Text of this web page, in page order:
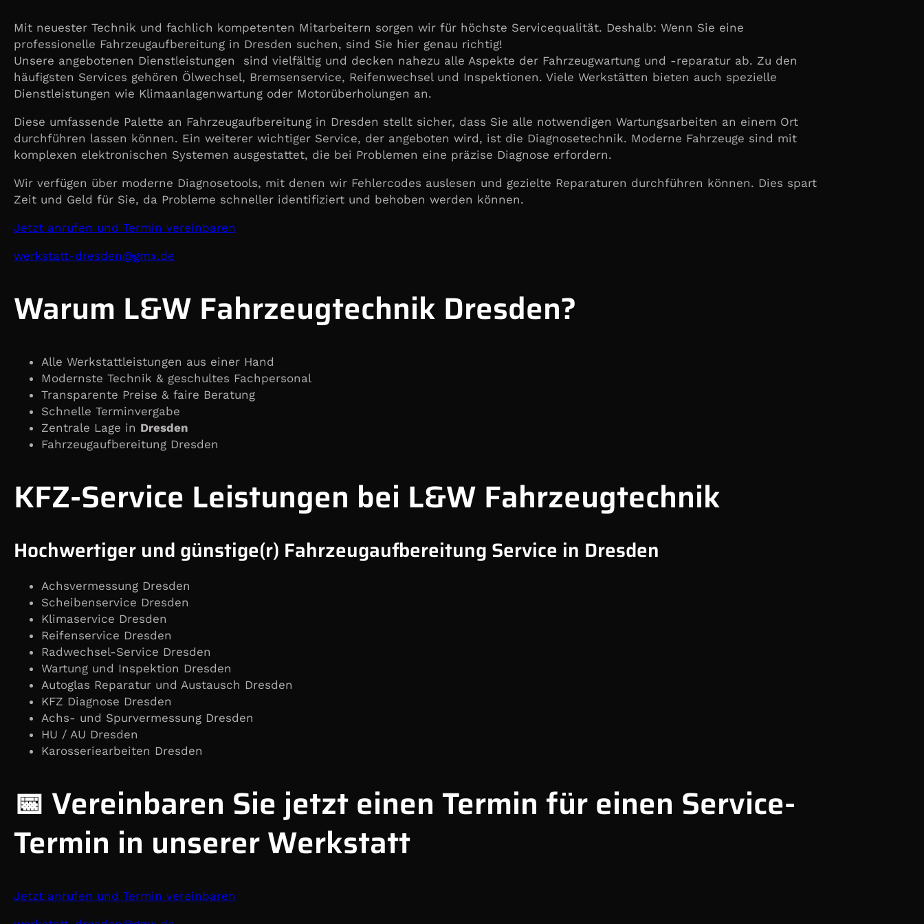
Mit neuester Technik und fachlich kompetenten Mitarbeitern sorgen wir für höchste Servicequalität. Deshalb: Wenn Sie eine
professionelle Fahrzeugaufbereitung in Dresden suchen, sind Sie hier genau richtig!
Unsere angebotenen Dienstleistungen sind vielfältig und decken nahezu alle Aspekte der Fahrzeugwartung und -reparatur ab. Zu den
häufigsten Services gehören Ölwechsel, Bremsenservice, Reifenwechsel und Inspektionen. Viele Werkstätten bieten auch spezielle
Dienstleistungen wie Klimaanlagenwartung oder Motorüberholungen an.
Diese umfassende Palette an Fahrzeugaufbereitung in Dresden stellt sicher, dass Sie alle notwendigen Wartungsarbeiten an einem Ort
durchführen lassen können. Ein weiterer wichtiger Service, der angeboten wird, ist die Diagnosetechnik. Moderne Fahrzeuge sind mit
komplexen elektronischen Systemen ausgestattet, die bei Problemen eine präzise Diagnose erfordern.
Wir verfügen über moderne Diagnosetools, mit denen wir Fehlercodes auslesen und gezielte Reparaturen durchführen können. Dies spart
Zeit und Geld für Sie, da Probleme schneller identifiziert und behoben werden können.
Jetzt anrufen und Termin vereinbaren
ed.xmg
@nedserd-ttatskrew
Warum L&W Fahrzeugtechnik Dresden?
Alle Werkstattleistungen aus einer Hand
Modernste Technik & geschultes Fachpersonal
Transparente Preise & faire Beratung
Schnelle Terminvergabe
Zentrale Lage in Dresden
Fahrzeugaufbereitung Dresden
KFZ-Service Leistungen bei L&W Fahrzeugtechnik
Hochwertiger und günstige(r) Fahrzeugaufbereitung Service in Dresden
Achsvermessung Dresden
Scheibenservice Dresden
Klimaservice Dresden
Reifenservice Dresden
Radwechsel-Service Dresden
Wartung und Inspektion Dresden
Autoglas Reparatur und Austausch Dresden
KFZ Diagnose Dresden
Achs- und Spurvermessung Dresden
HU / AU Dresden
Karosseriearbeiten Dresden
📅 Vereinbaren Sie jetzt einen Termin für einen Service-
Termin in unserer Werkstatt
Jetzt anrufen und Termin vereinbaren